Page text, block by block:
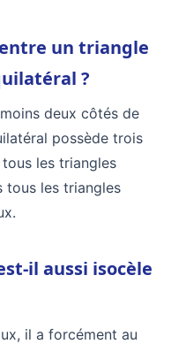
un triangle
?
deux côtés de
possède trois
les triangles
tous les triangles
il aussi isocèle
il a forcément au